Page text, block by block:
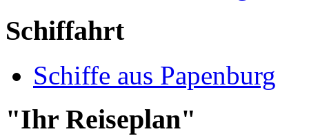
Schiffahrt
Schiffe aus Papenburg
"Ihr Reiseplan"